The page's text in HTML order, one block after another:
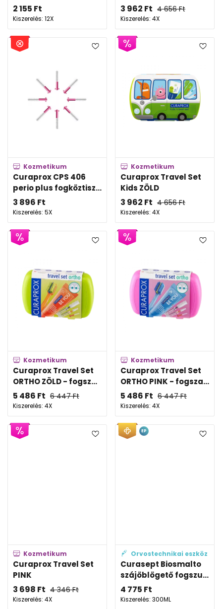
2 155 Ft
Kiszerelés: 12X
3 962 Ft 4 656Ft
Kiszerelés: 4X
Kozmetikum
Curaprox CPS 406
perio plus fogköztisz...
3 896 Ft
Kiszerelés: 5X
Kozmetikum
Curaprox Travel Set
Kids ZÖLD
3 962 Ft 4 656Ft
Kiszerelés: 4X
Kozmetikum
Curaprox Travel Set
ORTHO ZÖLD - fogsz...
5 486 Ft 6 447Ft
Kiszerelés: 4X
Kozmetikum
Curaprox Travel Set
ORTHO PINK - fogsza...
5 486 Ft 6 447Ft
Kiszerelés: 4X
Kozmetikum
Curaprox Travel Set
PINK
3 698 Ft 4 346Ft
Kiszerelés: 4X
Orvostechnikai eszköz
Curasept Biosmalto
szájöblögető fogszu...
4 775 Ft
Kiszerelés: 300ML
EP